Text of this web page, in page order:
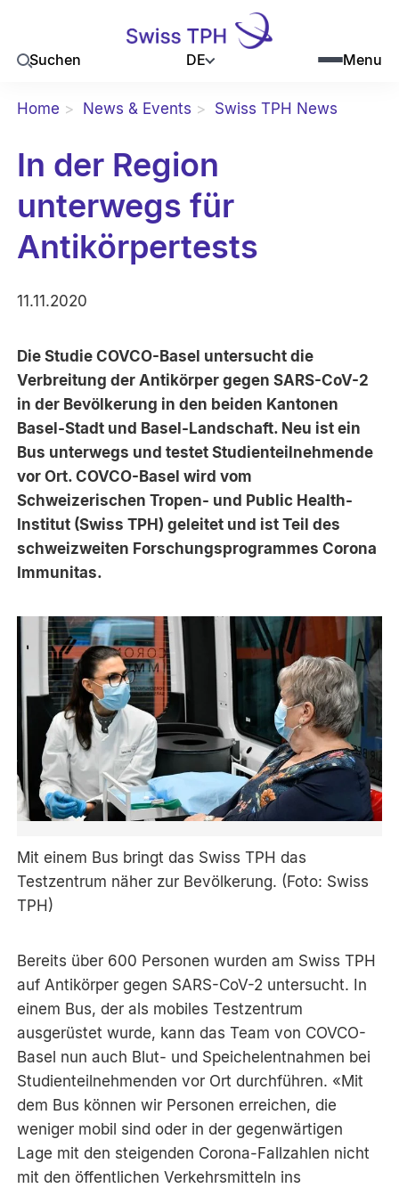
Suchen DE Menu
Home News & Events Swiss TPH News
In der Region
unterwegs für
Antikörpertests
11.11.2020
Die Studie COVCO-Basel untersucht die
Verbreitung der Antikörper gegen SARS-CoV-2
in der Bevölkerung in den beiden Kantonen
Basel-Stadt und Basel-Landschaft. Neu ist ein
Bus unterwegs und testet Studienteilnehmende
vor Ort. COVCO-Basel wird vom
Schweizerischen Tropen- und Public Health-
Institut (Swiss TPH) geleitet und ist Teil des
schweizweiten Forschungsprogrammes Corona
Immunitas.
Mit einem Bus bringt das Swiss TPH das
Testzentrum näher zur Bevölkerung. (Foto: Swiss
TPH)
Bereits über 600 Personen wurden am Swiss TPH
auf Antikörper gegen SARS-CoV-2 untersucht. In
einem Bus, der als mobiles Testzentrum
ausgerüstet wurde, kann das Team von COVCO-
Basel nun auch Blut- und Speichelentnahmen bei
Studienteilnehmenden vor Ort durchführen. «Mit
dem Bus können wir Personen erreichen, die
weniger mobil sind oder in der gegenwärtigen
Lage mit den steigenden Corona-Fallzahlen nicht
mit den öffentlichen Verkehrsmitteln ins